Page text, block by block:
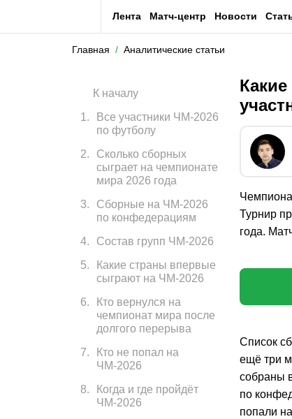
Лента Матч-центр Новости
Главная Аналитические статьи
Турнир
года.
Список
ещё три
собраны
по
попали
К началу
1 .
Все участники ЧМ-2026
по футболу
2.
Сколько сборных
сыграет на чемпионате
мира 2026 года
3.
Сборные на ЧМ-2026
по конфедерациям
4.
Состав групп ЧМ-2026
5.
Какие страны впервые
сыграют на ЧМ-2026
6.
Кто вернулся на
чемпионат мира после
долгого перерыва
7.
Кто не попал на
ЧМ-2026
8.
Когда и где пройдёт
ЧМ-2026